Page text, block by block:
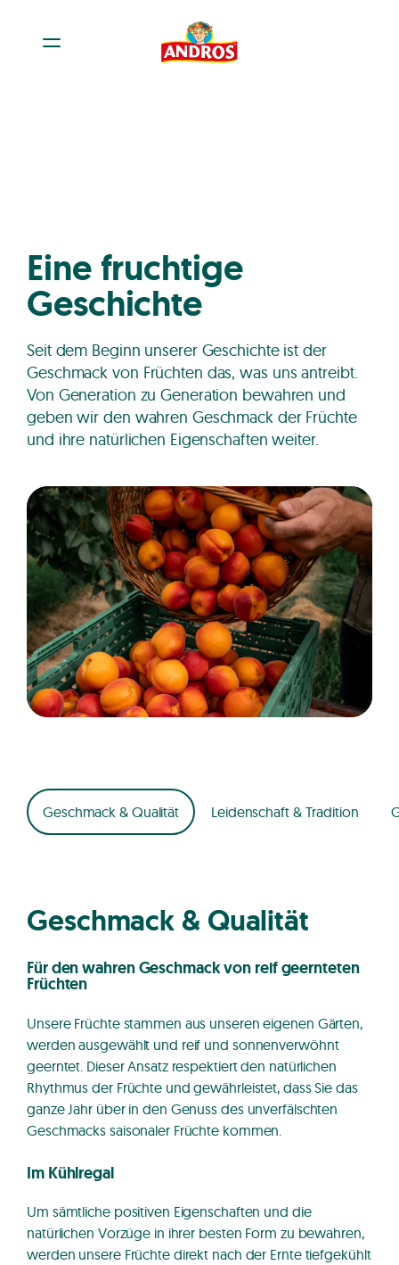
Eine fruchtige
Geschichte
Seit dem Beginn unserer Geschichte ist der
Geschmack von Früchten das, was uns antreibt.
Von Generation zu Generation bewahren und
geben wir den wahren Geschmack der Früchte
und ihre natürlichen Eigenschaften weiter.
Geschmack & Qualität Leidenschaft & Tradition
Geschmack & Qualität
Für den wahren Geschmack von reif geernteten
Früchten
Unsere Früchte stammen aus unseren eigenen Gärten,
werden ausgewählt und reif und sonnenverwöhnt
geerntet. Dieser Ansatz respektiert den natürlichen
Rhythmus der Früchte und gewährleistet, dass Sie das
ganze Jahr über in den Genuss des unverfälschten
Geschmacks saisonaler Früchte kommen.
Im Kühlregal
Um sämtliche positiven Eigenschaften und die
natürlichen Vorzüge in ihrer besten Form zu bewahren,
werden unsere Früchte direkt nach der Ernte tiefgekühlt